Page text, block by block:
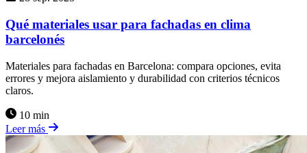
Qué materiales usar para fachadas en clima
barcelonés
Materiales para fachadas en Barcelona: compara opciones, evita
errores y mejora aislamiento y durabilidad con criterios técnicos
claros.
10 min
Leer más